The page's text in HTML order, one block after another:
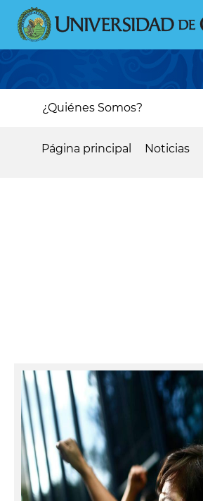
Pasar
contenido
principal
Main¿Quiénes Somos?
Página principal Noticias